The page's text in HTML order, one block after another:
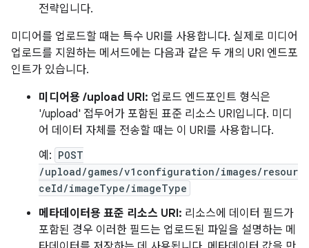
전략입니다.
미디어를 업로드할 때는 특수 URI를 사용합니다. 실제로 미디어
업로드를 지원하는 메서드에는 다음과 같은 두 개의 URI 엔드포
인트가 있습니다.
미디어용 /upload URI: 업로드 엔드포인트 형식은
'/upload' 접두어가 포함된 표준 리소스 URI입니다. 미디
어 데이터 자체를 전송할 때는 이 URI를 사용합니다.
예: POST
/upload/games/v1configuration/images/resour
ceId/imageType/imageType
메타데이터용 표준 리소스 URI: 리소스에 데이터 필드가
포함된 경우 이러한 필드는 업로드된 파일을 설명하는 메